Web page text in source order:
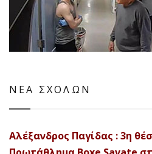
ΝΕΑ ΣΧΟΛΩΝ
Αλέξανδρος Παγίδας : 3η